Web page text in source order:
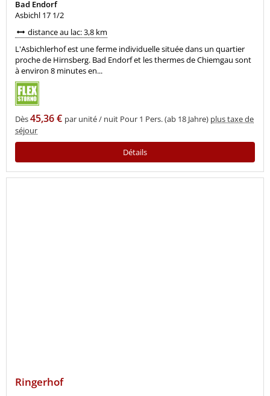
Bad Endorf
Asbichl 17 1/2
distance au lac: 3,8 km
L'Asbichlerhof est une ferme individuelle située dans un quartier
proche de Hirnsberg. Bad Endorf et les thermes de Chiemgau sont
à environ 8 minutes en...
Dès45,36 € par unité / nuit Pour 1 Pers. (ab 18 Jahre) plus taxe de
séjour
Détails
Ringerhof